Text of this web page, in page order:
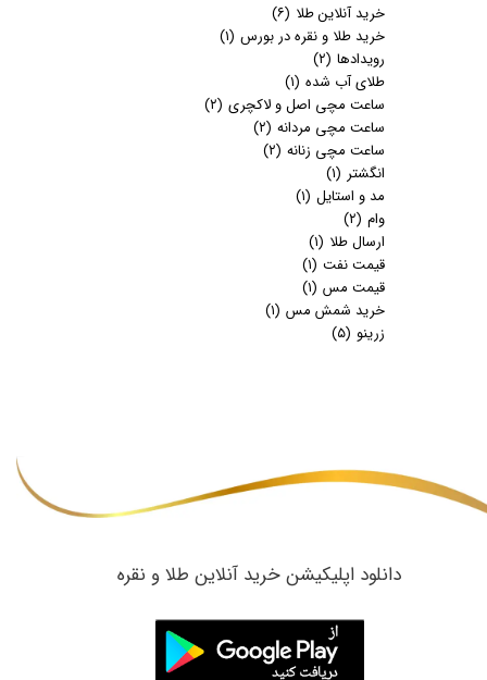
خرید آنلاین طلا (۶)
خرید طلا و نقره در بورس (۱)
رویدادها (۲)
طلای آب شده (۱)
ساعت مچی اصل و لاکچری (۲)
ساعت مچی مردانه (۲)
ساعت مچی زنانه (۲)
انگشتر (۱)
مد و استایل (۱)
وام (۲)
ارسال طلا (۱)
قیمت نفت (۱)
قیمت مس (۱)
خرید شمش مس (۱)
زرینو (۵)
​دانلود اپلیکیشن خرید آنلاین طلا و نقره